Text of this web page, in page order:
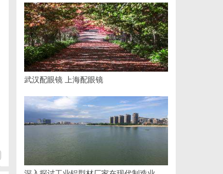
武汉配眼镜 上海配眼镜